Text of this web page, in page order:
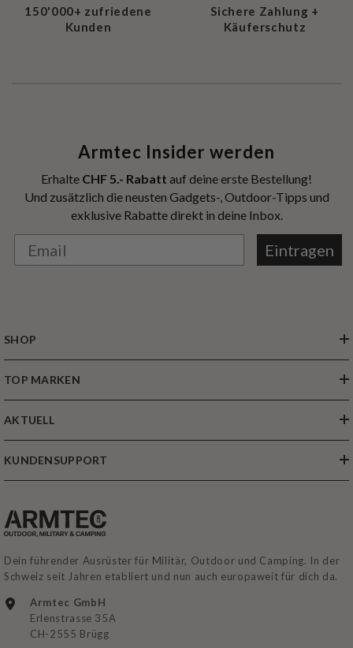
150'000+ zufriedene
Kunden
Sichere Zahlung +
Käuferschutz
Armtec Insider werden
Erhalte CHF 5.- Rabatt auf deine erste Bestellung!
Und zusätzlich die neusten Gadgets-, Outdoor-Tipps und
exklusive Rabatte direkt in deine Inbox.
Eintragen
SHOP
TOP MARKEN
AKTUELL
KUNDENSUPPORT
Dein führender Ausrüster für Militär, Outdoor und Camping. In der
Schweiz seit Jahren etabliert und nun auch europaweit für dich da.
Armtec GmbH
Erlenstrasse 35A
CH-2555 Brügg